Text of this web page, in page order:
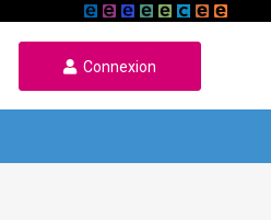
Connexion